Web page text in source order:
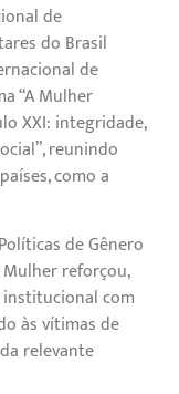
de
do Brasil
de
“A Mulher
XXI: integridade,
reunindo
como a
de Gênero
reforçou,
com
às vítimas de
relevante